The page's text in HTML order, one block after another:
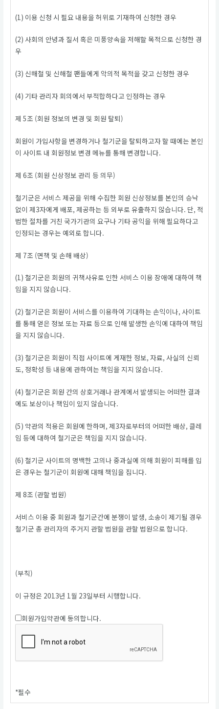
(1) 이용 신청 시 필요 내용을 허위로 기재하여 신청한 경우
(2) 사회의 안녕과 질서 혹은 미풍양속을 저해할 목적으로 신청한 경
우
(3) 신해철 및 신해철 팬들에게 악의적 목적을 갖고 신청한 경우
(4) 기타 관리자 회의에서 부적합하다고 인정하는 경우
제 5조 (회원 정보의 변경 및 회원 탈퇴)
회원이 가입사항을 변경하거나 철기군을 탈퇴하고자 할 때에는 본인
이 사이트 내 회원정보 변경 메뉴를 통해 변경합니다.
제 6조 (회원 신상정보 관리 등 의무)
철기군은 서비스 제공을 위해 수집한 회원 신상정보를 본인의 승낙
없이 제3자에게 배포, 제공하는 등 외부로 유출하지 않습니다. 단, 적
법한 절차를 거친 국가기관의 요구나 기타 공익을 위해 필요하다고
인정되는 경우는 예외로 합니다.
제 7조 (면책 및 손해 배상)
(1) 철기군은 회원의 귀책사유로 인한 서비스 이용 장애에 대하여 책
임을 지지 않습니다.
(2) 철기군은 회원이 서비스를 이용하여 기대하는 손익이나, 사이트
를 통해 얻은 정보 또는 자료 등으로 인해 발생한 손익에 대하여 책임
을 지지 않습니다.
(3) 철기군은 회원이 직접 사이트에 게재한 정보, 자료, 사실의 신뢰
도, 정확성 등 내용에 관하여는 책임을 지지 않습니다.
(4) 철기군은 회원 간의 상호거래나 관계에서 발생되는 어떠한 결과
에도 보상이나 책임이 있지 않습니다.
(5) 약관의 적용은 회원에 한하며, 제3자로부터의 어떠한 배상, 클레
임 등에 대하여 철기군은 책임을 지지 않습니다.
(6) 철기군 사이트의 명백한 고의나 중과실에 의해 회원이 피해를 입
은 경우는 철기군이 회원에 대해 책임을 집니다.
제 8조 (관할 법원)
서비스 이용 중 회원과 철기군간에 분쟁이 발생, 소송이 제기될 경우
철기군 총 관리자의 주거지 관할 법원을 관할 법원으로 합니다.
(부칙)
이 규정은 2013년 1월 23일부터 시행합니다.
회원가입약관에 동의합니다.
*필수